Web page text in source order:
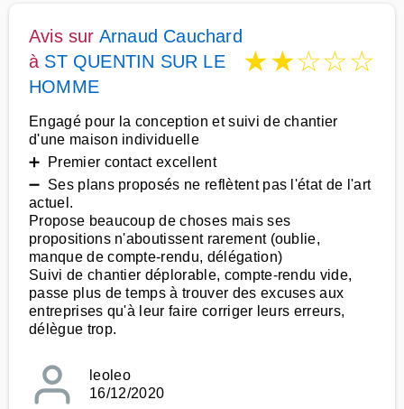
Avis sur Arnaud Cauchard
à ST QUENTIN SUR LE
HOMME
★★☆☆☆
Engagé pour la conception et suivi de chantier
d'une maison individuelle
➕ Premier contact excellent
➖ Ses plans proposés ne reflètent pas l'état de l'art
actuel.
Propose beaucoup de choses mais ses
propositions n'aboutissent rarement (oublie,
manque de compte-rendu, délégation)
Suivi de chantier déplorable, compte-rendu vide,
passe plus de temps à trouver des excuses aux
entreprises qu'à leur faire corriger leurs erreurs,
délègue trop.
leoleo
16/12/2020